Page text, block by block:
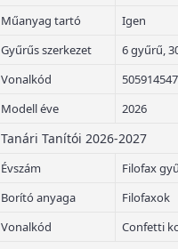
Műanyag tartó
Igen
Gyűrűs szerkezet
6 gyűrű,
Vonalkód
Modell éve
2026
Tanári Tanítói 2026-2027
Évszám
Filofax
Borító anyaga
Filofaxok
Vonalkód
Confetti